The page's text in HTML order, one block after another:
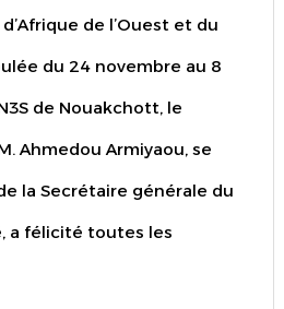
de l’Ouest et du
du 24 novembre au 8
de Nouakchott, le
Ahmedou Armiyaou, se
la Secrétaire générale du
a félicité toutes les